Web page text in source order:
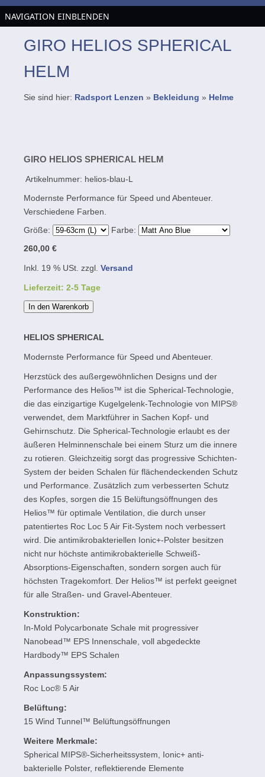
NAVIGATION EINBLENDEN
GIRO HELIOS SPHERICAL
HELM
Sie sind hier: Radsport Lenzen » Bekleidung » Helme
GIRO HELIOS SPHERICAL HELM
Artikelnummer: helios-blau-L
Modernste Performance für Speed und Abenteuer.
Verschiedene Farben.
Größe:
Farbe:
260,00 €
Inkl. 19 % USt. zzgl. Versand
Lieferzeit: 2-5 Tage
In den Warenkorb
HELIOS SPHERICAL
Modernste Performance für Speed und Abenteuer.
Herzstück des außergewöhnlichen Designs und der
Performance des Helios™ ist die Spherical-Technologie,
die das einzigartige Kugelgelenk-Technologie von MIPS®
verwendet, dem Marktführer in Sachen Kopf- und
Gehirnschutz. Die Spherical-Technologie erlaubt es der
äußeren Helminnenschale bei einem Sturz um die innere
zu rotieren. Gleichzeitig sorgt das progressive Schichten-
System der beiden Schalen für flächendeckenden Schutz
und Performance. Zusätzlich zum verbesserten Schutz
des Kopfes, sorgen die 15 Belüftungsöffnungen des
Helios™ für optimale Ventilation, die durch unser
patentiertes Roc Loc 5 Air Fit-System noch verbessert
wird. Die antimikrobakteriellen Ionic+-Polster besitzen
nicht nur höchste antimikrobakterielle Schweiß-
Absorptions-Eigenschaften, sondern sorgen auch für
höchsten Tragekomfort. Der Helios™ ist perfekt geeignet
für alle Straßen- und Gravel-Abenteuer.
Konstruktion:
In-Mold Polycarbonate Schale mit progressiver
Nanobead™ EPS Innenschale, voll abgedeckte
Hardbody™ EPS Schalen
Anpassungssystem:
Roc Loc® 5 Air
Belüftung:
15 Wind Tunnel™ Belüftungsöffnungen
Weitere Merkmale:
Spherical MIPS®-Sicherheitssystem, Ionic+ anti-
bakterielle Polster, reflektierende Elemente